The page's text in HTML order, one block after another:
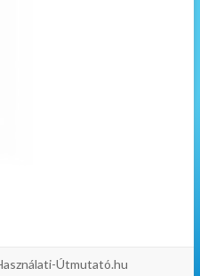
Útmutató.hu